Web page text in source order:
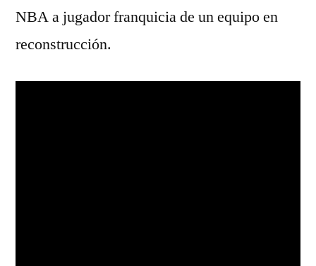
NBA a jugador franquicia de un equipo en
reconstrucción.